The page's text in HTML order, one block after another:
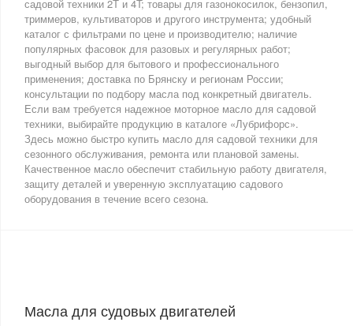
садовой техники 2T и 4T; товары для газонокосилок, бензопил,
триммеров, культиваторов и другого инструмента; удобный
каталог с фильтрами по цене и производителю; наличие
популярных фасовок для разовых и регулярных работ;
выгодный выбор для бытового и профессионального
применения; доставка по Брянску и регионам России;
консультации по подбору масла под конкретный двигатель.
Если вам требуется надежное моторное масло для садовой
техники, выбирайте продукцию в каталоге «Лубрифорс».
Здесь можно быстро купить масло для садовой техники для
сезонного обслуживания, ремонта или плановой замены.
Качественное масло обеспечит стабильную работу двигателя,
защиту деталей и уверенную эксплуатацию садового
оборудования в течение всего сезона.
Масла для судовых двигателей